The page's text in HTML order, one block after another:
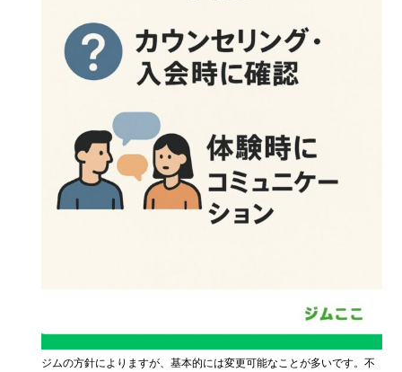
ジムの方針によりますが、基本的には変更可能なことが多いです。不